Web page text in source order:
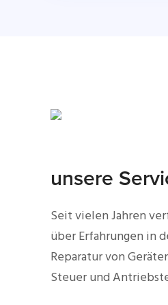
unsere
Seit vielen Jahren
über Erfahrungen in
Reparatur von
Steuer und